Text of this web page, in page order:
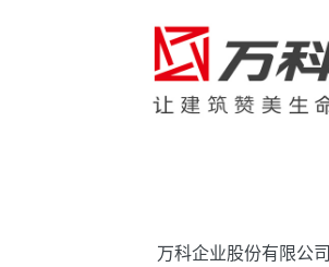
万科企业股份有限公司